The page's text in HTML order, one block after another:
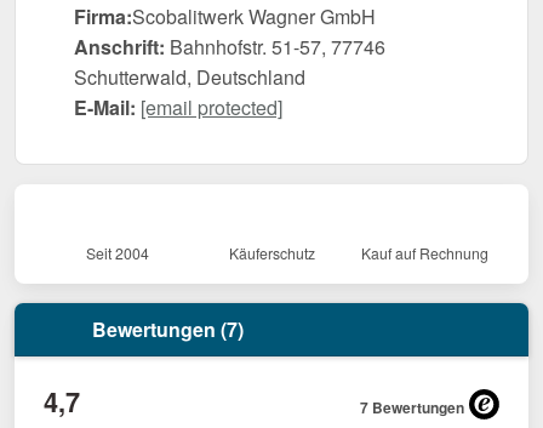
Firma:Scobalitwerk Wagner GmbH
Anschrift: Bahnhofstr. 51-57, 77746
Schutterwald, Deutschland
E-Mail: [email protected]
Seit 2004 Käuferschutz Kauf auf Rechnung
Bewertungen (7)
4,7 7 Bewertungen